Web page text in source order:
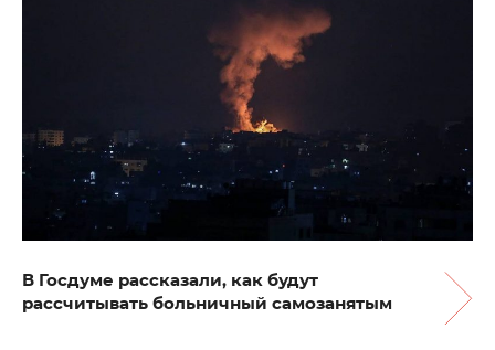
В Госдуме рассказали, как будут
рассчитывать больничный самозанятым